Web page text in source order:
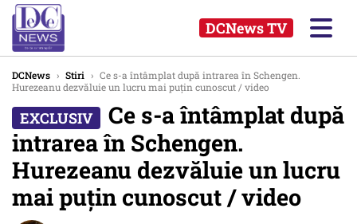
DCNews TV
DCNews › Stiri › Ce s-a întâmplat după intrarea în Schengen.
Hurezeanu dezvăluie un lucru mai puțin cunoscut / video
Ce s-a întâmplat după
intrarea în Schengen.
Hurezeanu dezvăluie un lucru
mai puțin cunoscut / video